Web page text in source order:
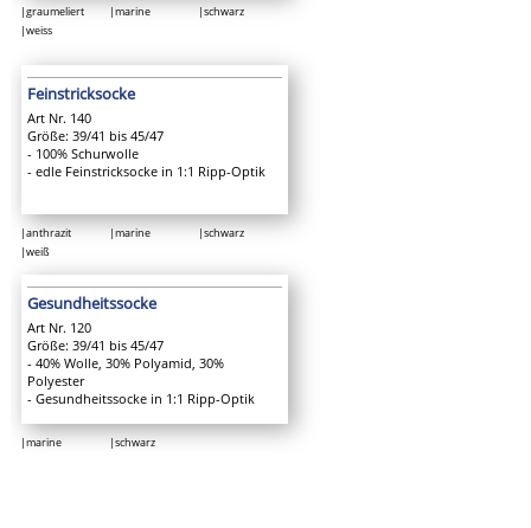
|graumeliert |marine
|schwarz
|weiss
Feinstricksocke
Art Nr. 140
Größe: 39/41 bis 45/47
- 100% Schurwolle
- edle Feinstricksocke in 1:1 Ripp-Optik
|anthrazit |marine
|schwarz
|weiß
Gesundheitssocke
Art Nr. 120
Größe: 39/41 bis 45/47
- 40% Wolle, 30% Polyamid, 30%
Polyester
- Gesundheitssocke in 1:1 Ripp-Optik
|marine |schwarz